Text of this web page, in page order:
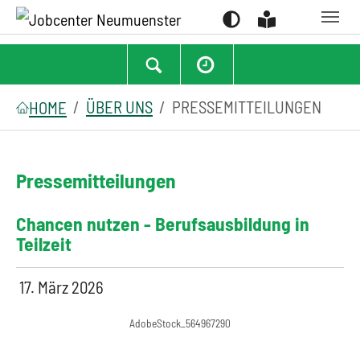
Zum Hauptinhalt springen
Zum Seitenfooter springen
Suchen
Sie sind hier:
HOME ÜBER UNS PRESSEMITTEILUNGEN
Pressemitteilungen
Chancen nutzen - Berufsausbildung in
Teilzeit
17. März 2026
AdobeStock_564967290